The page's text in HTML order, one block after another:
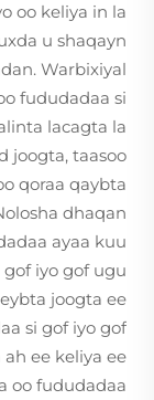
oo keliya in la
u shaqayn
Warbixiyal
fududadaa si
lacagta la
joogta, taasoo
qoraa qaybta
dhaqan
ayaa kuu
iyo gof ugu
joogta ee
si gof iyo gof
ee keliya ee
oo fududadaa.